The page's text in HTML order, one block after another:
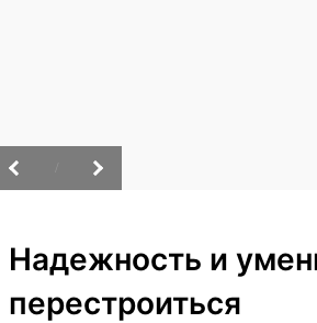
Надежность и
перестроиться